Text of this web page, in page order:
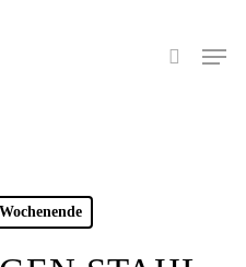
search
Menu